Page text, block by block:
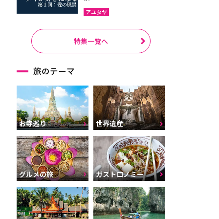
アユタヤ
特集一覧へ
旅のテーマ
お寺巡り 世界遺産
グルメの旅 ガストロノミー